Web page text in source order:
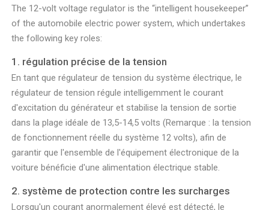
The 12-volt voltage regulator is the “intelligent housekeeper”
of the automobile electric power system, which undertakes
the following key roles:
1. régulation précise de la tension
En tant que régulateur de tension du système électrique, le
régulateur de tension régule intelligemment le courant
d'excitation du générateur et stabilise la tension de sortie
dans la plage idéale de 13,5-14,5 volts (Remarque : la tension
de fonctionnement réelle du système 12 volts), afin de
garantir que l'ensemble de l'équipement électronique de la
voiture bénéficie d'une alimentation électrique stable.
2. système de protection contre les surcharges
Lorsqu'un courant anormalement élevé est détecté, le